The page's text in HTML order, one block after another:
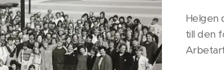
Helgen
till den